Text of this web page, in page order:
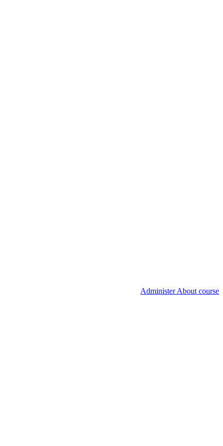
Administer About course